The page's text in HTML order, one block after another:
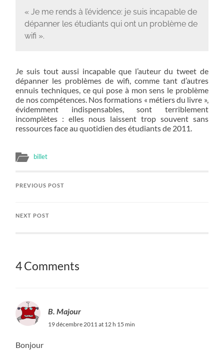
« Je me rends à l’évidence: je suis incapable de
dépanner les étudiants qui ont un problème de
wifi ».
Je suis tout aussi incapable que l’auteur du tweet de
dépanner les problèmes de wifi, comme tant d’autres
ennuis techniques, ce qui pose à mon sens le problème
de nos compétences. Nos formations « métiers du livre »,
évidemment indispensables, sont terriblement
incomplètes : elles nous laissent trop souvent sans
ressources face au quotidien des étudiants de 2011.
billet
PREVIOUS POST
NEXT POST
4 Comments
B. Majour
19 décembre 2011 at 12 h 15 min
Bonjour